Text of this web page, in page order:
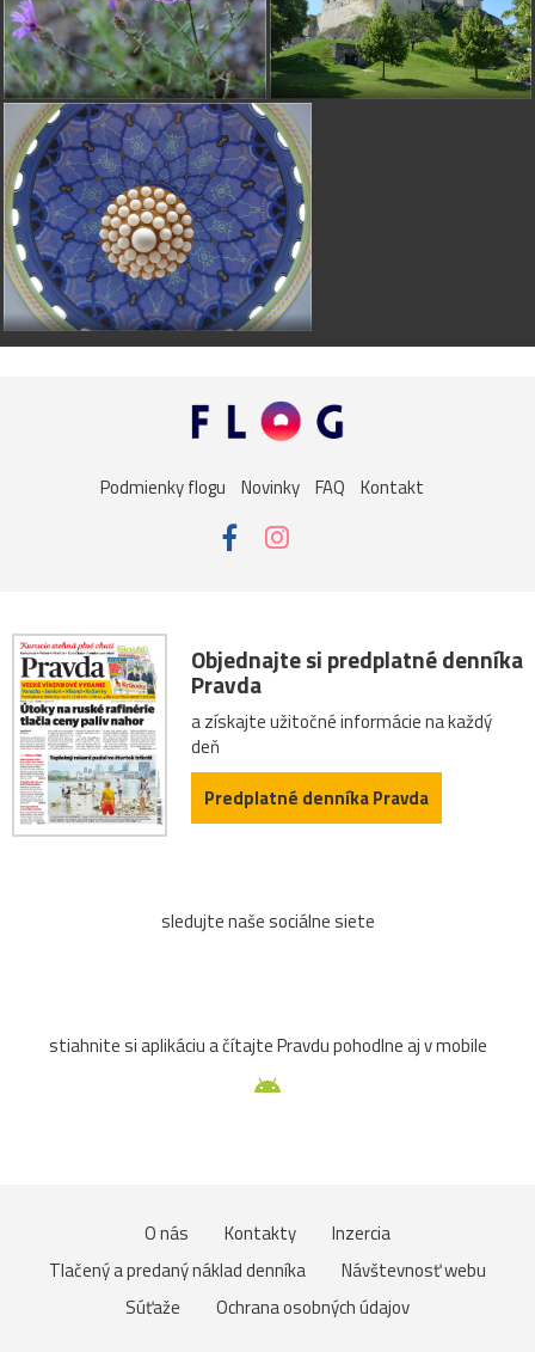
Podmienky flogu Novinky FAQ Kontakt
Objednajte si predplatné denníka
Pravda
a získajte užitočné informácie na každý
deň
Predplatné denníka Pravda
sledujte naše sociálne siete
stiahnite si aplikáciu a čítajte Pravdu pohodlne aj v mobile
O nás Kontakty
Inzercia
Tlačený a predaný náklad denníka
Návštevnosť webu
Súťaže
Ochrana osobných údajov